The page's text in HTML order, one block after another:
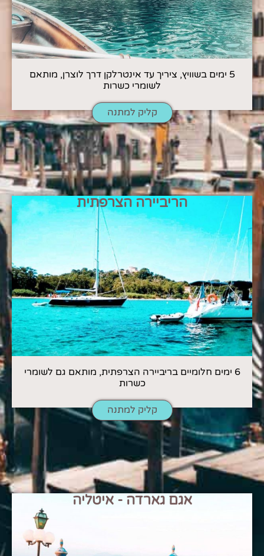
5 ימים בשוויץ, ציריך עד אינטרלקן דרך לוצרן, מותאם
לשומרי כשרות
קליק למתנה
הריביירה הצרפתית
6 ימים חלומיים בריביירה הצרפתית, מותאם גם לשומרי
כשרות
קליק למתנה
אגם גארדה - איטליה